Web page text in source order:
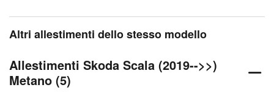
Altri allestimenti dello stesso modello
Allestimenti Skoda Scala (2019-->>)
Metano (5)